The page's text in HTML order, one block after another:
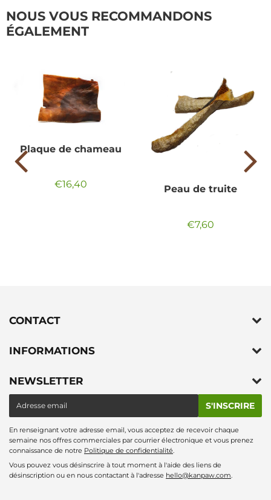
NOUS VOUS RECOMMANDONS
ÉGALEMENT
Plaque de chameau
Prix
€16,40 Peau de truite
Prix
€7,60
CONTACT
INFORMATIONS
NEWSLETTER
S'INSCRIRE
En renseignant votre adresse email, vous acceptez de recevoir chaque
semaine nos offres commerciales par courrier électronique et vous prenez
connaissance de notre Politique de confidentialité
Vous pouvez vous désinscrire à tout moment à l'aide des liens de
désinscription ou en nous contactant à l'adresse hello@kanpaw.com